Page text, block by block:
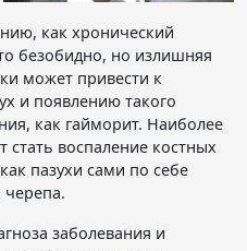
как хронический
безобидно, но излишняя
может привести к
и появлению такого
как гайморит. Наиболее
воспаление костных
пазухи сами по себе
черепа.
заболевания и